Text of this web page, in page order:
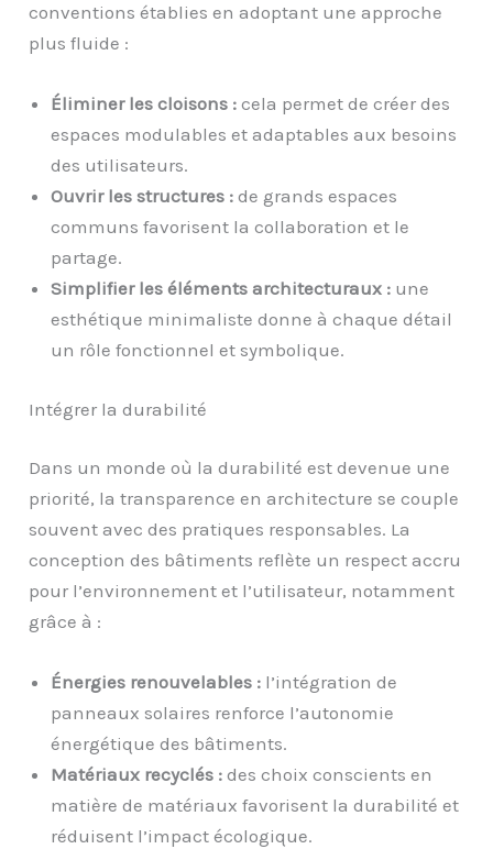
conventions établies en adoptant une approche
plus fluide :
Éliminer les cloisons : cela permet de créer des
espaces modulables et adaptables aux besoins
des utilisateurs.
Ouvrir les structures : de grands espaces
communs favorisent la collaboration et le
partage.
Simplifier les éléments architecturaux : une
esthétique minimaliste donne à chaque détail
un rôle fonctionnel et symbolique.
Intégrer la durabilité
Dans un monde où la durabilité est devenue une
priorité, la transparence en architecture se couple
souvent avec des pratiques responsables. La
conception des bâtiments reflète un respect accru
pour l’environnement et l’utilisateur, notamment
grâce à :
Énergies renouvelables : l’intégration de
panneaux solaires renforce l’autonomie
énergétique des bâtiments.
Matériaux recyclés : des choix conscients en
matière de matériaux favorisent la durabilité et
réduisent l’impact écologique.